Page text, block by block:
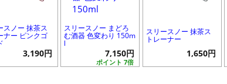
スノー 抹茶ス
ナー ピンクゴ
3,190円
スリースノー まどろ
む酒器 色変わり 150m
l
ポイント 7倍
7,150円
スリースノー 抹茶ス
トレーナー
1,650円